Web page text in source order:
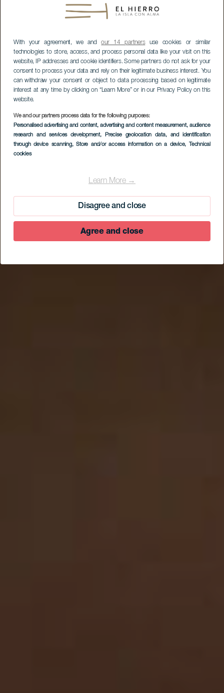
With your agreement, we andour 14 partnersuse cookies or similar
technologies to store, access, and process personal data like your visit on this
website, IP addresses and cookie identifiers. Some partners do not ask for your
consent to process your data and rely on their legitimate business interest. You
can withdraw your consent or object to data processing based on legitimate
interest at any time by clicking on “Learn More” or in our Privacy Policy on this
website.
We and our partners process data for the following purposes:
Personalised advertising and content, advertising and content measurement, audience
research and services development, Precise geolocation data, and identification
through device scanning, Store and/or access information on a device, Technical
cookies
Learn More →
Disagree and close
Agree and close